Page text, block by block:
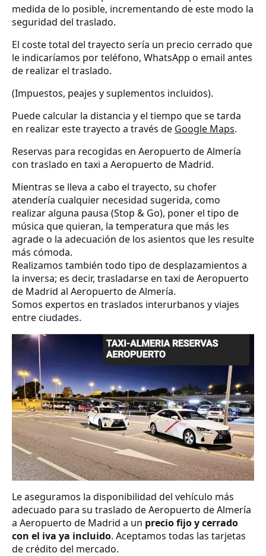
medida de lo posible, incrementando de este modo la
seguridad del traslado.
El coste total del trayecto sería un precio cerrado que
le indicaríamos por teléfono, WhatsApp o email antes
de realizar el traslado.
(Impuestos, peajes y suplementos incluidos).
Puede calcular la distancia y el tiempo que se tarda
en realizar este trayecto a través de Google Maps.
Reservas para recogidas en Aeropuerto de Almería
con traslado en taxi a Aeropuerto de Madrid.
Mientras se lleva a cabo el trayecto, su chofer
atendería cualquier necesidad sugerida, como
realizar alguna pausa (Stop & Go), poner el tipo de
música que quieran, la temperatura que más les
agrade o la adecuación de los asientos que les resulte
más cómoda.
Realizamos también todo tipo de desplazamientos a
la inversa; es decir, trasladarse en taxi de Aeropuerto
de Madrid al Aeropuerto de Almería.
Somos expertos en traslados interurbanos y viajes
entre ciudades.
Le aseguramos la disponibilidad del vehículo más
adecuado para su traslado de Aeropuerto de Almería
a Aeropuerto de Madrid a un precio fijo y cerrado
con el iva ya incluido. Aceptamos todas las tarjetas
de crédito del mercado.